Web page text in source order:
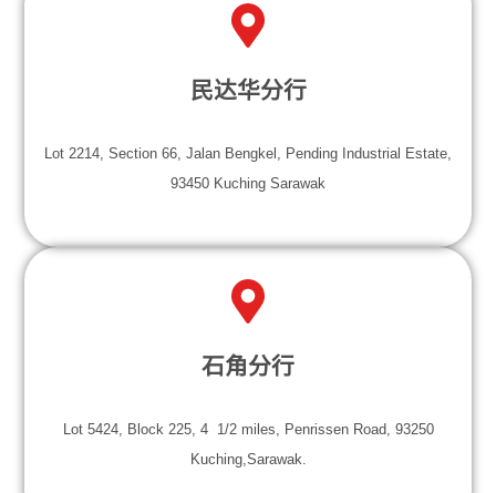
民达华分行
Lot 2214, Section 66, Jalan Bengkel, Pending Industrial Estate,
93450 Kuching Sarawak
石角分行
Lot 5424, Block 225, 4 1/2 miles, Penrissen Road, 93250
Kuching,Sarawak.